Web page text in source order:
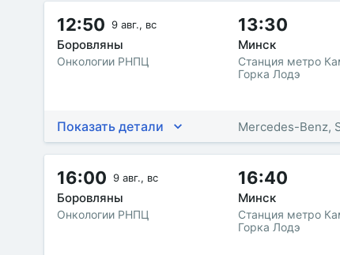
12:50 9 авг., вс
Боровляны
Онкологии РНПЦ
13:30
Минск
Станция метро
Горка Лодэ
Показать детали Mercedes-Benz,
16:00 9 авг., вс
Боровляны
Онкологии РНПЦ
16:40
Минск
Станция метро
Горка Лодэ